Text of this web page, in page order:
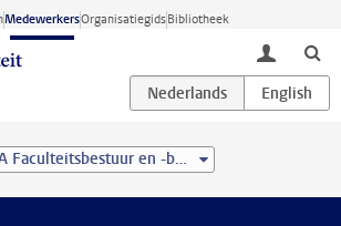
MedewerkersOrganisatiegidsBibliotheek
toggle
FGGA Faculteitsbestuur en -bureau